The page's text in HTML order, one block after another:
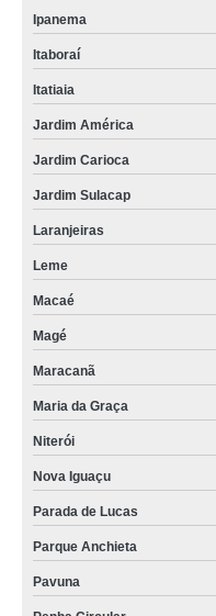
Ipanema
Itaboraí
Itatiaia
Jardim América
Jardim Carioca
Jardim Sulacap
Laranjeiras
Leme
Macaé
Magé
Maracanã
Maria da Graça
Niterói
Nova Iguaçu
Parada de Lucas
Parque Anchieta
Pavuna